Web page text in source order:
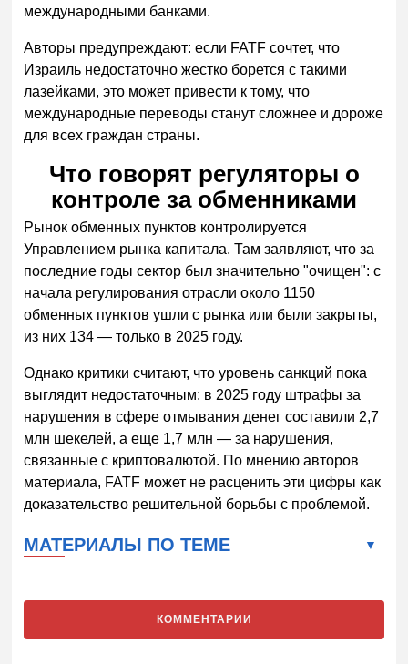
международными банками.
Авторы предупреждают: если FATF сочтет, что
Израиль недостаточно жестко борется с такими
лазейками, это может привести к тому, что
международные переводы станут сложнее и дороже
для всех граждан страны.
Что говорят регуляторы о
контроле за обменниками
Рынок обменных пунктов контролируется
Управлением рынка капитала. Там заявляют, что за
последние годы сектор был значительно "очищен": с
начала регулирования отрасли около 1150
обменных пунктов ушли с рынка или были закрыты,
из них 134 — только в 2025 году.
Однако критики считают, что уровень санкций пока
выглядит недостаточным: в 2025 году штрафы за
нарушения в сфере отмывания денег составили 2,7
млн шекелей, а еще 1,7 млн — за нарушения,
связанные с криптовалютой. По мнению авторов
материала, FATF может не расценить эти цифры как
доказательство решительной борьбы с проблемой.
МАТЕРИАЛЫ ПО ТЕМЕ
КОММЕНТАРИИ